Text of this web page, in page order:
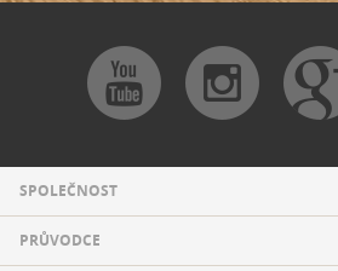
SPOLEČNOST
PRŮVODCE